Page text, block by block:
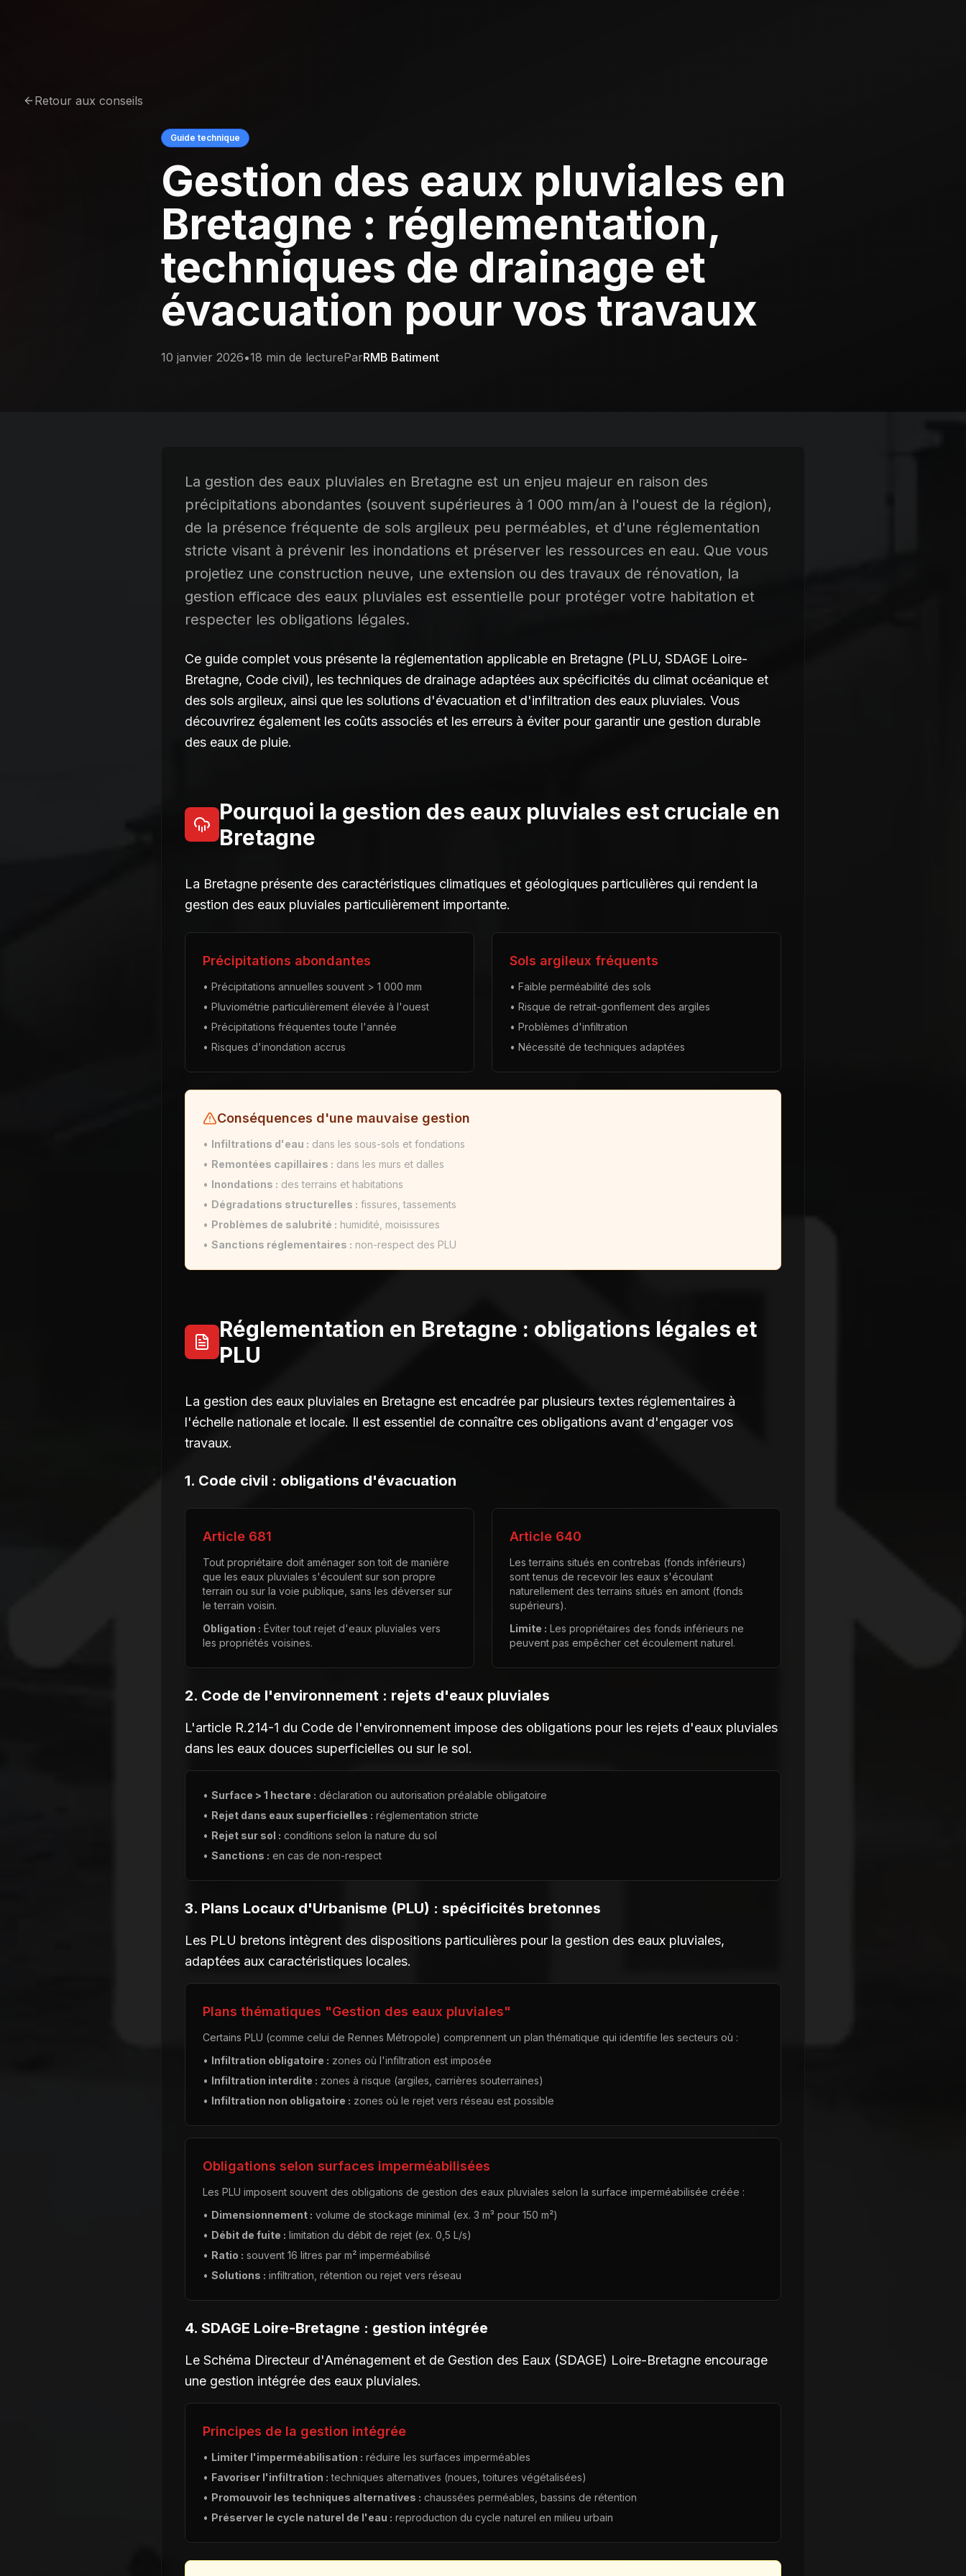
Retour aux conseils
Guide technique
Gestion des eaux pluviales en
Bretagne : réglementation,
techniques de drainage et
évacuation pour vos travaux
10 janvier 2026•18 min de lectureParRMB Batiment
La gestion des eaux pluviales en Bretagne est un enjeu majeur en raison des
précipitations abondantes (souvent supérieures à 1 000 mm/an à l'ouest de la région),
de la présence fréquente de sols argileux peu perméables, et d'une réglementation
stricte visant à prévenir les inondations et préserver les ressources en eau. Que vous
projetiez une construction neuve, une extension ou des travaux de rénovation, la
gestion efficace des eaux pluviales est essentielle pour protéger votre habitation et
respecter les obligations légales.
Ce guide complet vous présente la réglementation applicable en Bretagne (PLU, SDAGE Loire-
Bretagne, Code civil), les techniques de drainage adaptées aux spécificités du climat océanique et
des sols argileux, ainsi que les solutions d'évacuation et d'infiltration des eaux pluviales. Vous
découvrirez également les coûts associés et les erreurs à éviter pour garantir une gestion durable
des eaux de pluie.
Pourquoi la gestion des eaux pluviales est cruciale en
Bretagne
La Bretagne présente des caractéristiques climatiques et géologiques particulières qui rendent la
gestion des eaux pluviales particulièrement importante.
Précipitations abondantes
• Précipitations annuelles souvent > 1 000 mm
• Pluviométrie particulièrement élevée à l'ouest
• Précipitations fréquentes toute l'année
• Risques d'inondation accrus
Sols argileux fréquents
• Faible perméabilité des sols
• Risque de retrait-gonflement des argiles
• Problèmes d'infiltration
• Nécessité de techniques adaptées
Conséquences d'une mauvaise gestion
• Infiltrations d'eau : dans les sous-sols et fondations
• Remontées capillaires : dans les murs et dalles
• Inondations : des terrains et habitations
• Dégradations structurelles : fissures, tassements
• Problèmes de salubrité : humidité, moisissures
• Sanctions réglementaires : non-respect des PLU
Réglementation en Bretagne : obligations légales et
PLU
La gestion des eaux pluviales en Bretagne est encadrée par plusieurs textes réglementaires à
l'échelle nationale et locale. Il est essentiel de connaître ces obligations avant d'engager vos
travaux.
1. Code civil : obligations d'évacuation
Article 681
Tout propriétaire doit aménager son toit de manière
que les eaux pluviales s'écoulent sur son propre
terrain ou sur la voie publique, sans les déverser sur
le terrain voisin.
Obligation : Éviter tout rejet d'eaux pluviales vers
les propriétés voisines.
Article 640
Les terrains situés en contrebas (fonds inférieurs)
sont tenus de recevoir les eaux s'écoulant
naturellement des terrains situés en amont (fonds
supérieurs).
Limite : Les propriétaires des fonds inférieurs ne
peuvent pas empêcher cet écoulement naturel.
2. Code de l'environnement : rejets d'eaux pluviales
L'article R.214-1 du Code de l'environnement impose des obligations pour les rejets d'eaux pluviales
dans les eaux douces superficielles ou sur le sol.
• Surface > 1 hectare : déclaration ou autorisation préalable obligatoire
• Rejet dans eaux superficielles : réglementation stricte
• Rejet sur sol : conditions selon la nature du sol
• Sanctions : en cas de non-respect
3. Plans Locaux d'Urbanisme (PLU) : spécificités bretonnes
Les PLU bretons intègrent des dispositions particulières pour la gestion des eaux pluviales,
adaptées aux caractéristiques locales.
Plans thématiques "Gestion des eaux pluviales"
Certains PLU (comme celui de Rennes Métropole) comprennent un plan thématique qui identifie les secteurs où :
• Infiltration obligatoire : zones où l'infiltration est imposée
• Infiltration interdite : zones à risque (argiles, carrières souterraines)
• Infiltration non obligatoire : zones où le rejet vers réseau est possible
Obligations selon surfaces imperméabilisées
Les PLU imposent souvent des obligations de gestion des eaux pluviales selon la surface imperméabilisée créée :
• Dimensionnement : volume de stockage minimal (ex. 3 m³ pour 150 m²)
• Débit de fuite : limitation du débit de rejet (ex. 0,5 L/s)
• Ratio : souvent 16 litres par m² imperméabilisé
• Solutions : infiltration, rétention ou rejet vers réseau
4. SDAGE Loire-Bretagne : gestion intégrée
Le Schéma Directeur d'Aménagement et de Gestion des Eaux (SDAGE) Loire-Bretagne encourage
une gestion intégrée des eaux pluviales.
Principes de la gestion intégrée
• Limiter l'imperméabilisation : réduire les surfaces imperméables
• Favoriser l'infiltration : techniques alternatives (noues, toitures végétalisées)
• Promouvoir les techniques alternatives : chaussées perméables, bassins de rétention
• Préserver le cycle naturel de l'eau : reproduction du cycle naturel en milieu urbain